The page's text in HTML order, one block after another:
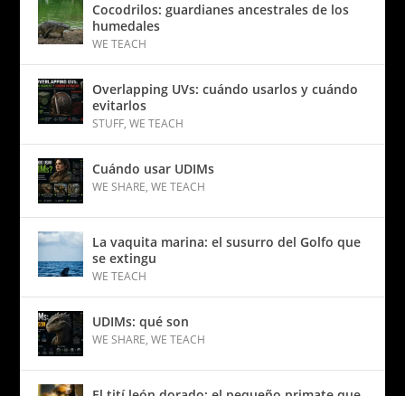
Cocodrilos: guardianes ancestrales de los
humedales
WE TEACH
Overlapping UVs: cuándo usarlos y cuándo
evitarlos
STUFF,WE TEACH
Cuándo usar UDIMs
WE SHARE,WE TEACH
La vaquita marina: el susurro del Golfo que
se extingu
WE TEACH
UDIMs: qué son
WE SHARE,WE TEACH